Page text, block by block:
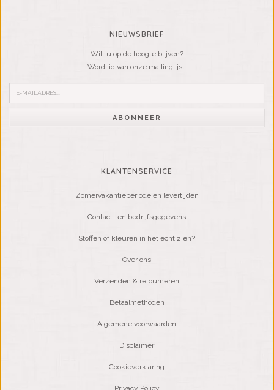
NIEUWSBRIEF
Wilt u op de hoogte blijven?
Word lid van onze mailinglijst:
ABONNEER
KLANTENSERVICE
Zomervakantieperiode en levertijden
Contact- en bedrijfsgegevens
Stoffen of kleuren in het echt zien?
Over ons
Verzenden & retourneren
Betaalmethoden
Algemene voorwaarden
Disclaimer
Cookieverklaring